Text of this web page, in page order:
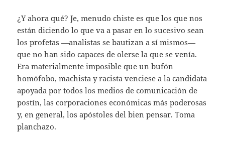
¿Y ahora qué? Je, menudo chiste es que los que nos
están diciendo lo que va a pasar en lo sucesivo sean
los profetas —analistas se bautizan a sí mismos—
que no han sido capaces de olerse la que se venía.
Era materialmente imposible que un bufón
homófobo, machista y racista venciese a la candidata
apoyada por todos los medios de comunicación de
postín, las corporaciones económicas más poderosas
y, en general, los apóstoles del bien pensar. Toma
planchazo.